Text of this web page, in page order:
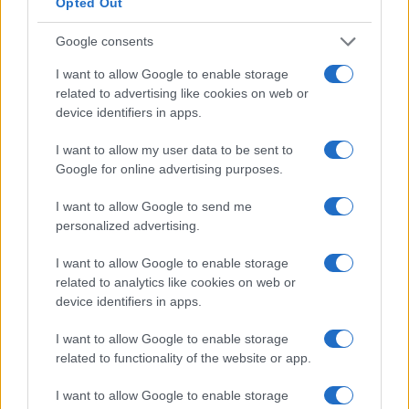
Google consents
I want to allow Google to enable storage
related to advertising like cookies on web or
device identifiers in apps.
I want to allow my user data to be sent to
Google for online advertising purposes.
I want to allow Google to send me
personalized advertising.
I want to allow Google to enable storage
related to analytics like cookies on web or
device identifiers in apps.
I want to allow Google to enable storage
related to functionality of the website or app.
I want to allow Google to enable storage
piquetagem, governança, pagamento de taxas de rede e
como meio de troca.
Se você investisse $ 1.000 em FTM no início de 2021,
teria ganho $ 71.551,4 até agora.
7. Polígono (MATIC) + 6805,13%
Descrito como “Internet of Blockchains” da Ethereum, o
Polygon é um protocolo de escalonamento de camada 2
que conecta o Ethereum a várias redes de blockchain
compatíveis para permitir interoperabilidade e
escalabilidade ideal.
O Polygon visa resolver os maiores problemas atuais do
Ethereum, como custos de gás e confirmação lenta da
criptomoeda a custos insignificantes. No futuro, a equipe